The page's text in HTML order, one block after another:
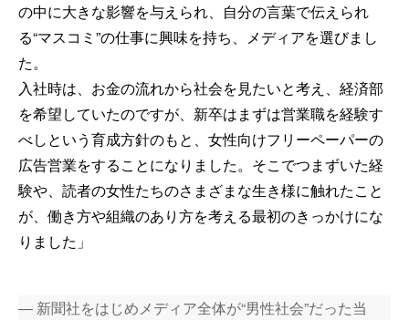
の中に大きな影響を与えられ、自分の言葉で伝えられ
る“マスコミ”の仕事に興味を持ち、メディアを選びまし
た。
入社時は、お金の流れから社会を見たいと考え、経済部
を希望していたのですが、新卒はまずは営業職を経験す
べしという育成方針のもと、女性向けフリーペーパーの
広告営業をすることになりました。そこでつまずいた経
験や、読者の女性たちのさまざまな生き様に触れたこと
が、働き方や組織のあり方を考える最初のきっかけにな
りました」
― 新聞社をはじめメディア全体が“男性社会”だった当